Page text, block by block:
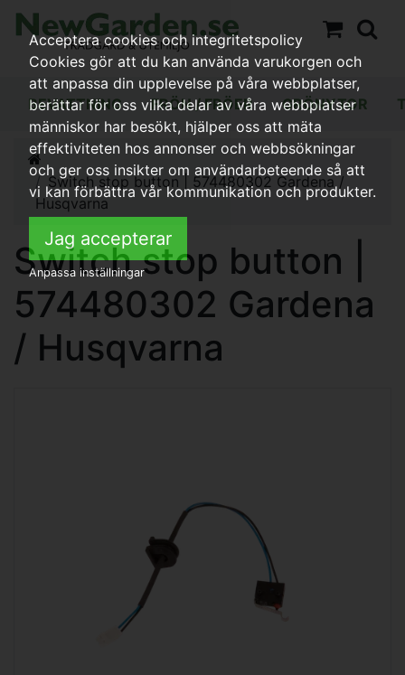
BEVATTNING FRÖN / FRÖER GRÖNYTOR
Switch stop button | 574480302 Gardena /
Husqvarna
Switch stop button |
574480302 Gardena
/ Husqvarna
Acceptera cookies och integritetspolicy
Cookies gör att du kan använda varukorgen och
att anpassa din upplevelse på våra webbplatser,
berättar för oss vilka delar av våra webbplatser
människor har besökt, hjälper oss att mäta
effektiviteten hos annonser och webbsökningar
och ger oss insikter om användarbeteende så att
vi kan förbättra vår kommunikation och produkter.
Jag accepterar
Anpassa inställningar